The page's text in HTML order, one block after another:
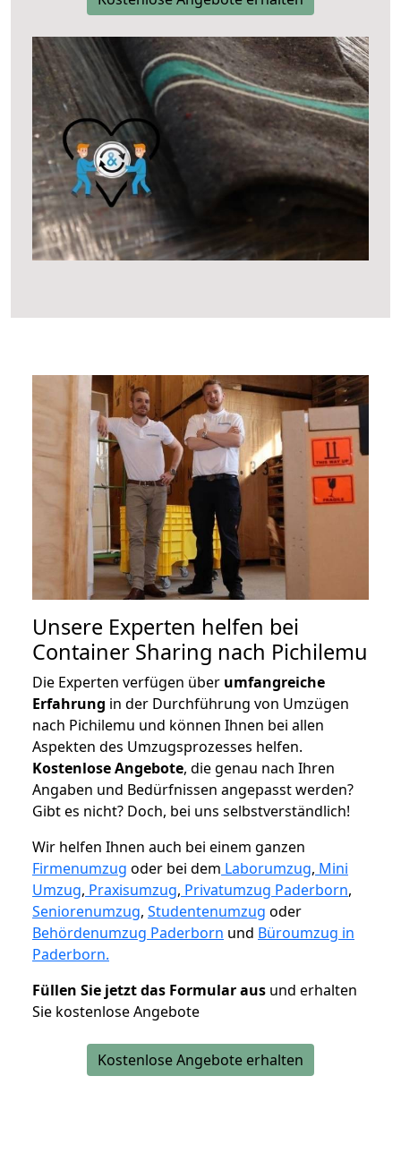
Unsere Experten helfen bei
Container Sharing nach Pichilemu
Die Experten verfügen über umfangreiche
Erfahrung in der Durchführung von Umzügen
nach Pichilemu und können Ihnen bei allen
Aspekten des Umzugsprozesses helfen.
Kostenlose Angebote, die genau nach Ihren
Angaben und Bedürfnissen angepasst werden?
Gibt es nicht? Doch, bei uns selbstverständlich!
Wir helfen Ihnen auch bei einem ganzen
Firmenumzug oder bei dem Laborumzug, Mini
Umzug, Praxisumzug, Privatumzug Paderborn,
Seniorenumzug, Studentenumzug oder
Behördenumzug Paderborn und Büroumzug in
Paderborn.
Füllen Sie jetzt das Formular aus und erhalten
Sie kostenlose Angebote
Kostenlose Angebote erhalten